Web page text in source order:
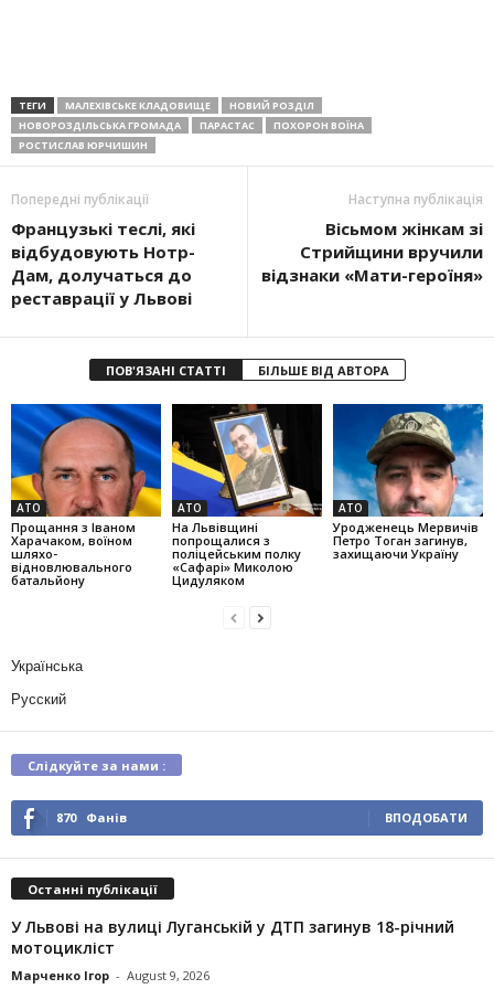
ТЕГИ МАЛЕХІВСЬКЕ КЛАДОВИЩЕ
НОВИЙ РОЗДІЛ
НОВОРОЗДІЛЬСЬКА ГРОМАДА
ПАРАСТАС
ПОХОРОН ВОЇНА
РОСТИСЛАВ ЮРЧИШИН
Попередні публікації
Французькі теслі, які
відбудовують Нотр-
Дам, долучаться до
реставрації у Львові
Наступна публікація
Вісьмом жінкам зі
Стрийщини вручили
відзнаки «Мати-героїня»
ПОВ'ЯЗАНІ СТАТТІ БІЛЬШЕ ВІД АВТОРА
АТО
Прощання з Іваном
Харачаком, воїном
шляхо-
відновлювального
батальйону
АТО
На Львівщині
попрощалися з
поліцейським полку
«Сафарі» Миколою
Цидуляком
АТО
Уродженець Мервичів
Петро Тоган загинув,
захищаючи Україну
Українська
Русский
Слідкуйте за нами :
870 Фанів ВПОДОБАТИ
Останні публікації
У Львові на вулиці Луганській у ДТП загинув 18-річний
мотоцикліст
Марченко Ігор - August 9, 2026